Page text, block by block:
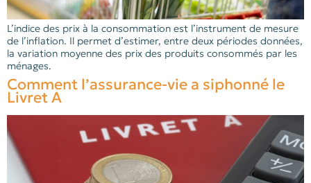
L’indice des prix à la consommation est l’instrument de mesure
de l’inflation. Il permet d’estimer, entre deux périodes données,
la variation moyenne des prix des produits consommés par les
ménages.
Comment l’assurance-vie a siphonné le
Livret A